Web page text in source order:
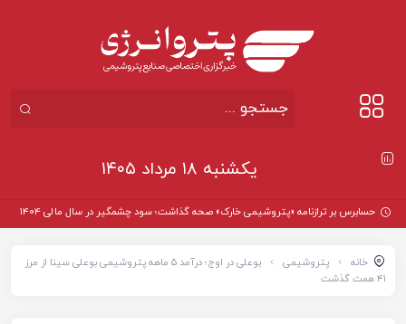
یکشنبه ۱۸ مرداد ۱۴۰۵
حسابرس بر ترازنامه «پتروشیمی خارک» صحه گذاشت؛ سود چشمگیر در سال مالی ۱۴۰۴
خانه پتروشیمی
بوعلی در اوج؛ درآمد ۵ ماهه پتروشیمی بوعلی سینا از مرز
۴۱ همت گذشت